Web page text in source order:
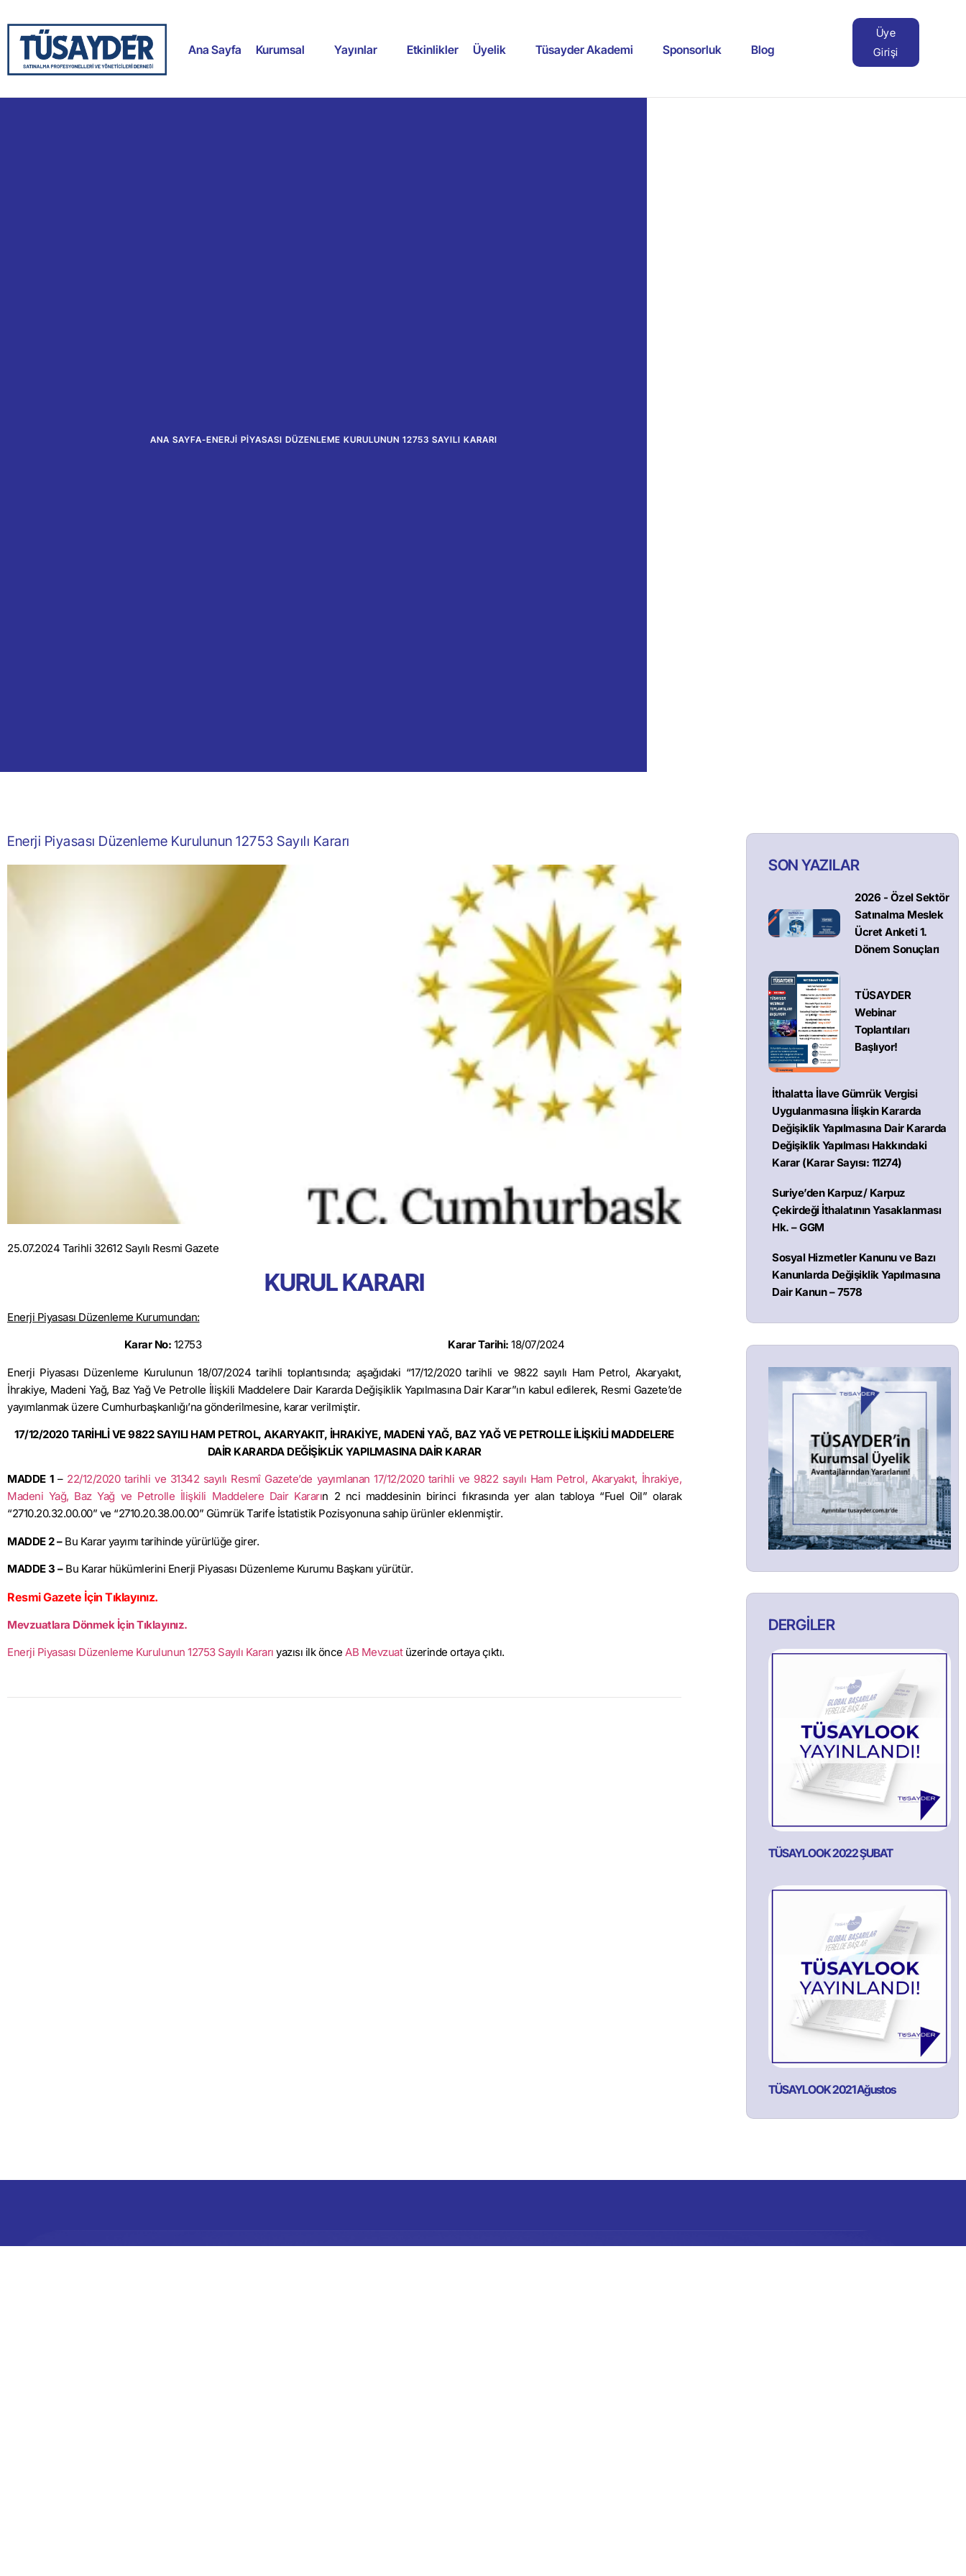
Ana Sayfa Kurumsal Yayınlar Etkinlikler Üyelik Tüsayder Akademi Sponsorluk Blog
Üye
Girişi
ANA SAYFA-ENERJI PIYASASI DÜZENLEME KURULUNUN 12753 SAYILI KARARI
Enerji Piyasası Düzenleme Kurulunun 12753 Sayılı Kararı
25.07.2024 Tarihli 32612 Sayılı Resmi Gazete
KURUL KARARI
Enerji Piyasası Düzenleme Kurumundan:
Karar No: 12753 Karar Tarihi: 18/07/2024
Enerji Piyasası Düzenleme Kurulunun 18/07/2024 tarihli toplantısında; aşağıdaki “17/12/2020 tarihli ve 9822 sayılı Ham Petrol, Akaryakıt,
İhrakiye, Madeni Yağ, Baz Yağ Ve Petrolle İlişkili Maddelere Dair Kararda Değişiklik Yapılmasına Dair Karar”ın kabul edilerek, Resmi Gazete’de
yayımlanmak üzere Cumhurbaşkanlığı’na gönderilmesine, karar verilmiştir.
17/12/2020 TARİHLİ VE 9822 SAYILI HAM PETROL, AKARYAKIT, İHRAKİYE, MADENİ YAĞ, BAZ YAĞ VE PETROLLE İLİŞKİLİ MADDELERE
DAİR KARARDA DEĞİŞİKLİK YAPILMASINA DAİR KARAR
MADDE 1– 22/12/2020 tarihli ve 31342 sayılı Resmî Gazete’de yayımlanan 17/12/2020 tarihli ve 9822 sayılı Ham Petrol, Akaryakıt, İhrakiye,
Madeni Yağ, Baz Yağ ve Petrolle İlişkili Maddelere Dair Kararın 2 nci maddesinin birinci fıkrasında yer alan tabloya “Fuel Oil” olarak
“2710.20.32.00.00” ve “2710.20.38.00.00” Gümrük Tarife İstatistik Pozisyonuna sahip ürünler eklenmiştir.
MADDE 2 –Bu Karar yayımı tarihinde yürürlüğe girer.
MADDE 3 –Bu Karar hükümlerini Enerji Piyasası Düzenleme Kurumu Başkanı yürütür.
Resmi Gazete İçin Tıklayınız.
Mevzuatlara Dönmek İçin Tıklayınız.
Enerji Piyasası Düzenleme Kurulunun 12753 Sayılı Kararı yazısı ilk önce AB Mevzuatüzerinde ortaya çıktı.
SON YAZILAR
2026 - Özel Sektör
Satınalma Meslek
Ücret Anketi 1.
Dönem Sonuçları
TÜSAYDER
Webinar
Toplantıları
Başlıyor!
İthalatta İlave Gümrük Vergisi
Uygulanmasına İlişkin Kararda
Değişiklik Yapılmasına Dair Kararda
Değişiklik Yapılması Hakkındaki
Karar (Karar Sayısı: 11274)
Suriye’den Karpuz/ Karpuz
Çekirdeği İthalatının Yasaklanması
Hk. – GGM
Sosyal Hizmetler Kanunu ve Bazı
Kanunlarda Değişiklik Yapılmasına
Dair Kanun – 7578
DERGİLER
TÜSAYLOOK 2022 ŞUBAT
TÜSAYLOOK 2021 Ağustos